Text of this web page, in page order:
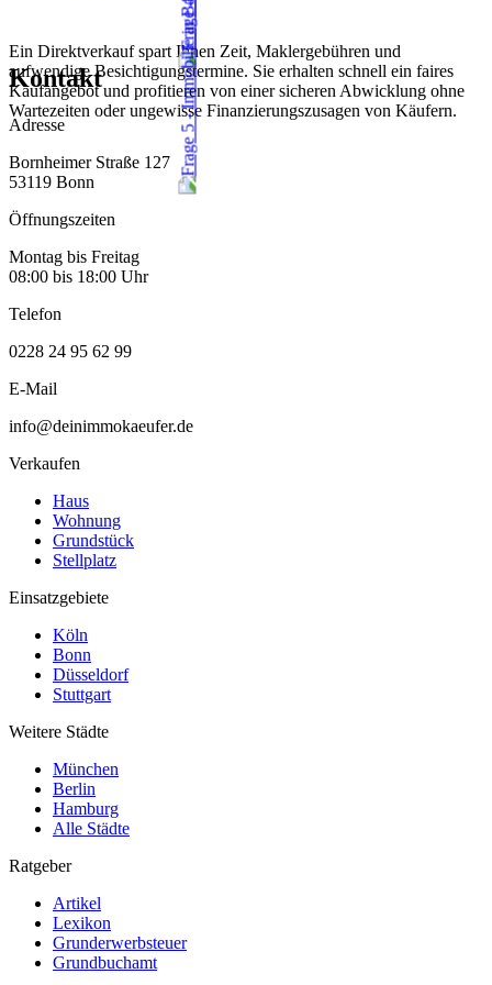
Ein Direktverkauf spart Ihnen Zeit, Maklergebühren und
aufwendige Besichtigungstermine. Sie erhalten schnell ein faires
Kaufangebot und profitieren von einer sicheren Abwicklung ohne
Wartezeiten oder ungewisse Finanzierungszusagen von Käufern.
Kontakt
Adresse
Bornheimer Straße 127
53119 Bonn
Öffnungszeiten
Montag bis Freitag
08:00 bis 18:00 Uhr
Telefon
0228 24 95 62 99
E-Mail
info@deinimmokaeufer.de
Verkaufen
Haus
Wohnung
Grundstück
Stellplatz
Einsatzgebiete
Köln
Bonn
Düsseldorf
Stuttgart
Weitere Städte
München
Berlin
Hamburg
Alle Städte
Ratgeber
Artikel
Lexikon
Grunderwerbsteuer
Grundbuchamt